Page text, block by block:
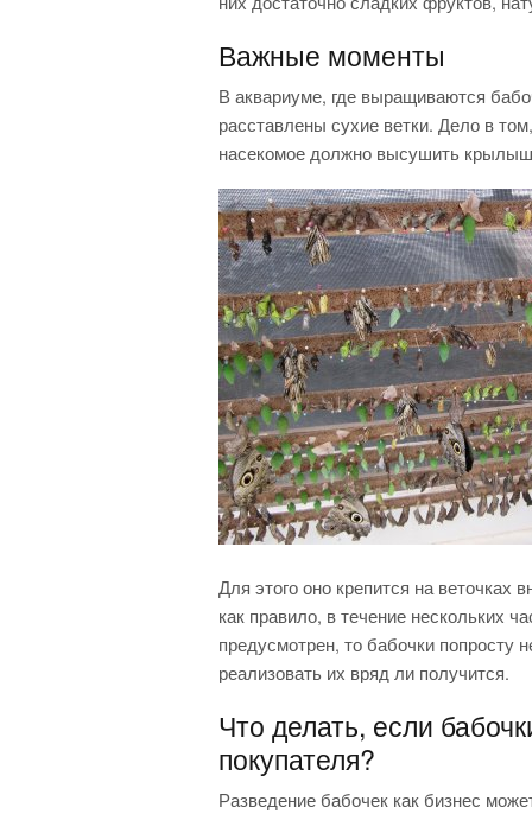
Важные моменты
В аквариуме, где выращиваются
расставлены сухие ветки. Дело в
насекомое должно высушить
Для этого оно крепится на веточках
как правило, в течение нескольких
предусмотрен, то бабочки попросту
реализовать их вряд ли получится.
Что делать, если
покупателя?
Разведение бабочек как бизнес